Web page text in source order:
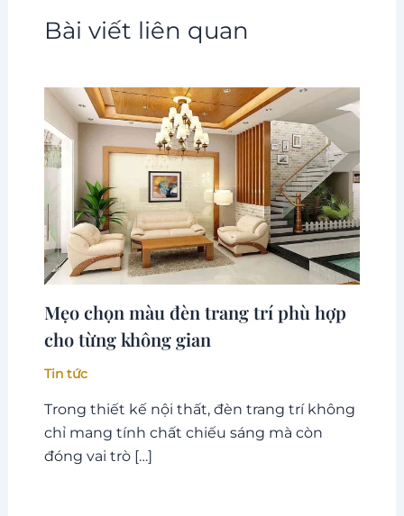
Bài viết liên quan
Mẹo chọn màu đèn trang trí phù hợp
cho từng không gian
Tin tức
Trong thiết kế nội thất, đèn trang trí không
chỉ mang tính chất chiếu sáng mà còn
đóng vai trò […]